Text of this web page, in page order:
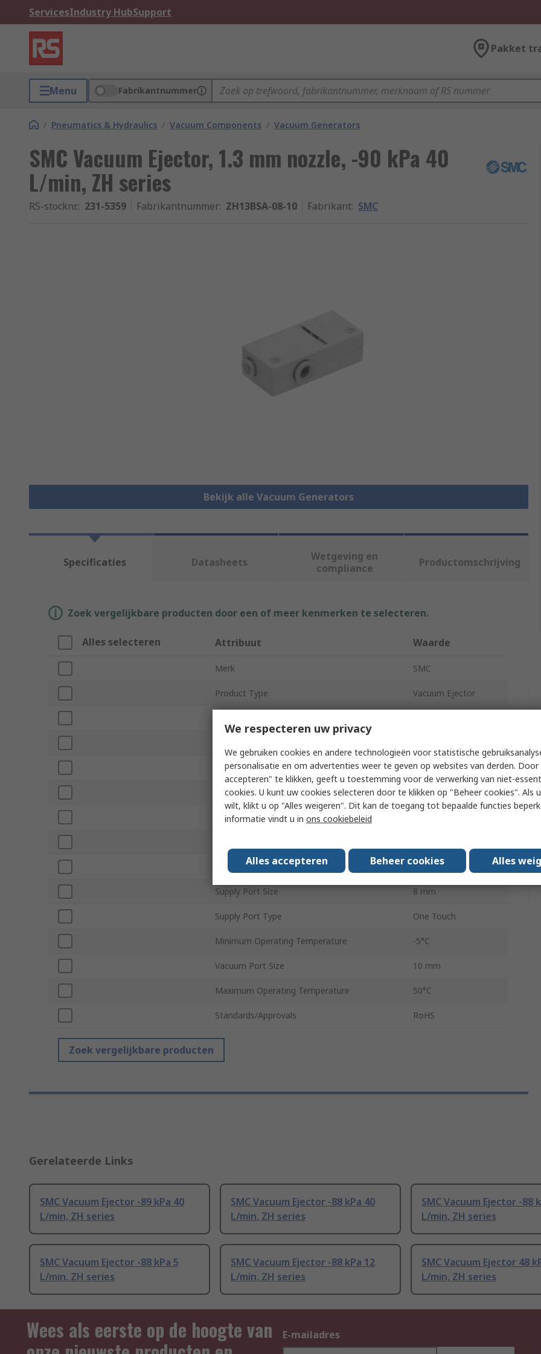
ServicesIndustry HubSupport
Pakket
Menu Fabrikantnummer
/ Pneumatics & Hydraulics / Vacuum Components / Vacuum Generators
SMC Vacuum Ejector, 1.3 mm nozzle, -90 kPa 40
L/min, ZH series
RS-stocknr.: 231-5359 Fabrikantnummer: ZH13BSA-08-10 Fabrikant: SMC
Bekijk alle Vacuum Generators
Specificaties Datasheets
Wetgeving en
compliance
Productomschrijving
Zoek vergelijkbare producten door een of meer kenmerken te selecteren.
Alles selecteren Attribuut Waarde
Merk SMC
Product Type Vacuum Ejector
Nozzle Diameter 1.3mm
Series ZH
Silencer
Vacuum Port Type One-Touch
Supply Port Size 8 mm
Supply Port Type One Touch
Minimum Operating Temperature -5°C
Vacuum Port Size 10 mm
Maximum Operating Temperature 50°C
Standards/Approvals RoHS
Zoek vergelijkbare producten
Gerelateerde Links
SMC Vacuum Ejector -89 kPa 40
L/min, ZH series
SMC Vacuum Ejector -88 kPa 40
L/min, ZH series
SMC Vacuum Ejector -88
L/min, ZH series
SMC Vacuum Ejector -88 kPa 5
L/min, ZH series
SMC Vacuum Ejector -88 kPa 12
L/min, ZH series
SMC Vacuum Ejector 48
L/min, ZH series
Wees als eerste op de hoogte van
E-mailadres
We respecteren uw privacy
We gebruiken cookies en andere technologieën voor statistische
personalisatie en om advertenties weer te geven op websites van derden. Door
accepteren" te klikken, geeft u toestemming voor de verwerking van niet-
cookies. U kunt uw cookies selecteren door te klikken op "Beheer cookies". Als
wilt, klikt u op "Alles weigeren". Dit kan de toegang tot bepaalde functies
informatie vindt u in ons cookiebeleid
Alles accepteren Beheer cookies Alles